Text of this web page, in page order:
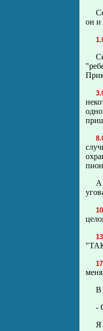
он и
А
В
-
Я